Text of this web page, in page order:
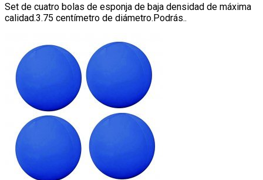
Set de cuatro bolas de esponja de baja densidad de máxima
calidad.3.75 centímetro de diámetro.Podrás..